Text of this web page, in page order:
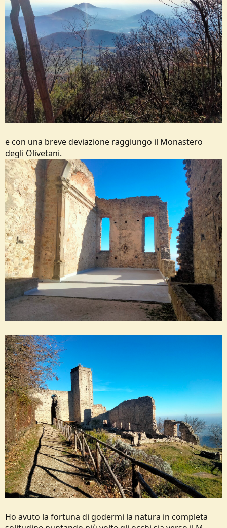
e con una breve deviazione raggiungo il Monastero
degli Olivetani.
Ho avuto la fortuna di godermi la natura in completa